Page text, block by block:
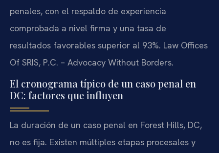
penales, con el respaldo de experiencia
comprobada a nivel firma y una tasa de
resultados favorables superior al 93%. Law Offices
Of SRIS, P.C. – Advocacy Without Borders.
El cronograma típico de un caso penal en
DC: factores que influyen
La duración de un caso penal en Forest Hills, DC,
no es fija. Existen múltiples etapas procesales y